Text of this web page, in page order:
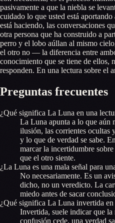
pasivamente a que la niebla se
cuidado lo que usted está
está haciendo, las conversaciones
otra persona que ha construido a
perro y el lobo aúllan al mismo
el otro no — la diferencia entre
conocimiento que se tiene de ellos,
responden. En una lectura sobre el
Preguntas frecuentes
¿Qué significa La Luna en una
La Luna apunta a lo que aún
ilusión, las corrientes ocultas
y lo que de verdad se sabe.
marcar la incertidumbre
que el otro siente.
¿La Luna es una mala señal para
No necesariamente. Es un
dicho, no un veredicto. La
miedo antes de sacar
¿Qué significa La Luna invertida en
Invertida, suele indicar que la
confusión cede, una verdad